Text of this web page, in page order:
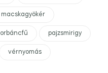
macskagyökér
orbáncfű pajzsmirigy
vérnyomás